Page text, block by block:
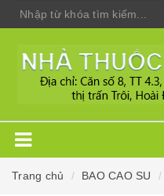
Trang chủ BAO CAO SU